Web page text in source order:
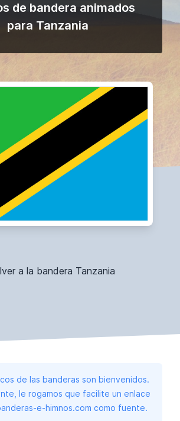
de bandera animados
para Tanzania
a la bandera Tanzania
de las banderas son bienvenidos.
le rogamos que facilite un enlace
e-himnos.com como fuente.